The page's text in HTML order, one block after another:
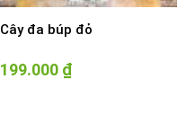
Cây đa búp đỏ
199.000 ₫